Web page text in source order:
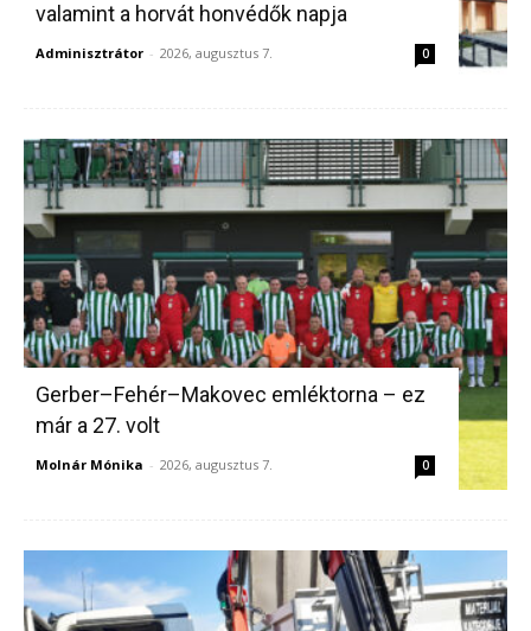
valamint a horvát honvédők napja
Adminisztrátor - 2026, augusztus 7. 0
Gerber–Fehér–Makovec emléktorna – ez
már a 27. volt
Molnár Mónika - 2026, augusztus 7. 0